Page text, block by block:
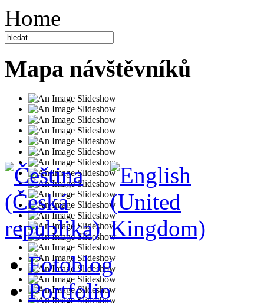
Home
Mapa návštěvníků
Fotoblog
Portfolio